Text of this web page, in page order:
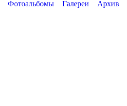
Фотоальбомы Галереи Архив